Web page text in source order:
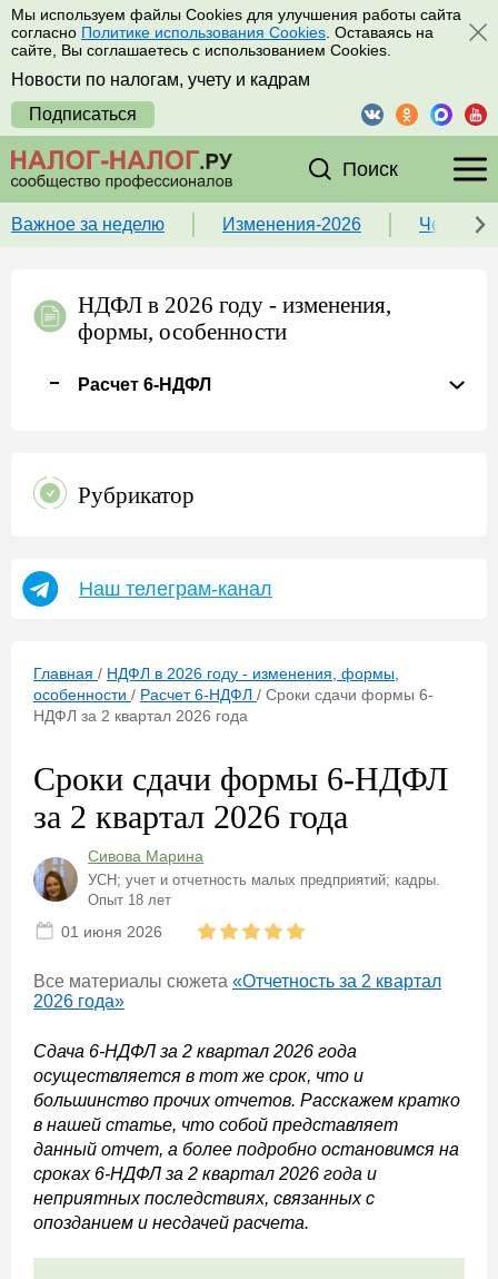
Мы используем файлы Cookies для улучшения работы сайта
согласно Политике использования Cookies . Оставаясь на
сайте, Вы соглашаетесь с использованием Cookies.
Новости по налогам, учету и кадрам
Подписаться
Поиск
Важное за неделю Изменения-2026 Чек-
НДФЛ в 2026 году - изменения,
формы, особенности
Расчет 6-НДФЛ
Рубрикатор
Наш телеграм-канал
Главная / НДФЛ в 2026 году - изменения, формы,
особенности / Расчет 6-НДФЛ / Сроки сдачи формы 6-
НДФЛ за 2 квартал 2026 года
Сроки сдачи формы 6-НДФЛ
за 2 квартал 2026 года
Сивова Марина
УСН; учет и отчетность малых предприятий; кадры.
Опыт 18 лет
01 июня 2026
Все материалы сюжета «Отчетность за 2 квартал
2026 года»
Сдача 6-НДФЛ за 2 квартал 2026 года
осуществляется в тот же срок, что и
большинство прочих отчетов. Расскажем кратко
в нашей статье, что собой представляет
данный отчет, а более подробно остановимся на
сроках 6-НДФЛ за 2 квартал 2026 года и
неприятных последствиях, связанных с
опозданием и несдачей расчета.